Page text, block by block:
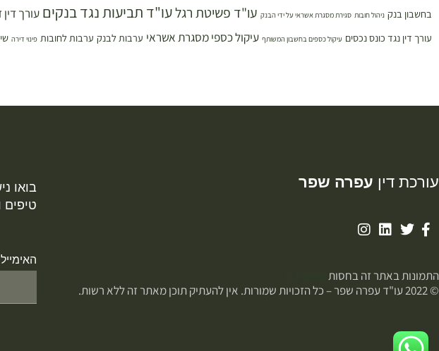
בחשבון בנק ניהול חובות סגירת מסגרת אשראי על ידי הבנק עו"ד פשיטת רגלעו"ד תביעות נגד בנקים עורך
עורך דין נגד כונס נכסים עיקול כספים בחשבון המשותף עיקול כספי מסגרת אשראי ערבות לבנק ערבות לחובות פינוי דירה
עורכת דין עפרה שפר
התמונות באתר זה בחסות
© 2022 עו"ד עפרה שפר – כל הזכויות שמורות. אין להעתיק תוכן מאתר זה ללא רשות.
בואו
טיפים